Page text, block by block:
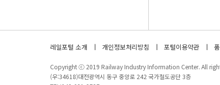
레일포털 소개 개인정보처리방침 포털이용약관
Copyright ⓒ 2019 Railway Industry Information Center. All
(우:34618)대전광역시 동구 중앙로 242 국가철도공단 3층